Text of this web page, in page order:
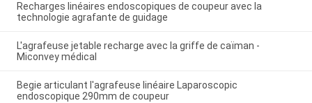
Recharges linéaires endoscopiques de coupeur avec la
technologie agrafante de guidage
L'agrafeuse jetable recharge avec la griffe de caïman -
Miconvey médical
Begie articulant l'agrafeuse linéaire Laparoscopic
endoscopique 290mm de coupeur